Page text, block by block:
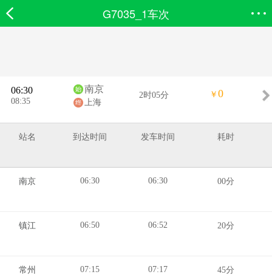
G7035_1车次
06:30
08:35
南京
上海
2时05分 ￥ 0
站名 到达时间 发车时间 耗时
南京 06:30 06:30 00分
镇江 06:50 06:52 20分
常州 07:15 07:17 45分